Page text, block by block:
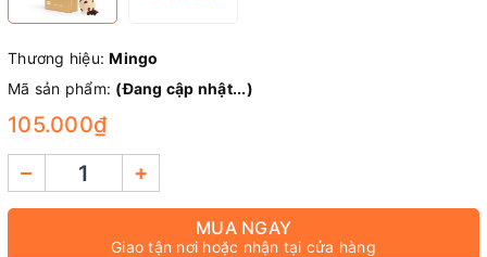
Thương hiệu:Mingo
Mã sản phẩm: (Đang cập nhật...)
105.000₫
–
+
MUA NGAY
Giao tận nơi hoặc nhận tại cửa hàng